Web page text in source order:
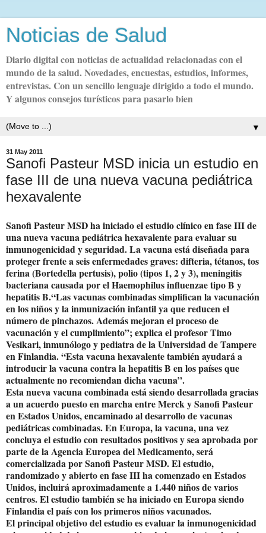
Noticias de Salud
Diario digital con noticias de actualidad relacionadas con el
mundo de la salud. Novedades, encuestas, estudios, informes,
entrevistas. Con un sencillo lenguaje dirigido a todo el mundo.
Y algunos consejos turísticos para pasarlo bien
▼
31 May 2011
Sanofi Pasteur MSD inicia un estudio en
fase III de una nueva vacuna pediátrica
hexavalente
Sanofi Pasteur MSD ha iniciado el estudio clínico en fase III de
una nueva vacuna pediátrica hexavalente para evaluar su
inmunogenicidad y seguridad. La vacuna está diseñada para
proteger frente a seis enfermedades graves: difteria, tétanos, tos
ferina (Bortedella pertusis), polio (tipos 1, 2 y 3), meningitis
bacteriana causada por el Haemophilus influenzae tipo B y
hepatitis B.“Las vacunas combinadas simplifican la vacunación
en los niños y la inmunización infantil ya que reducen el
número de pinchazos. Además mejoran el proceso de
vacunación y el cumplimiento”; explica el profesor Timo
Vesikari, inmunólogo y pediatra de la Universidad de Tampere
en Finlandia. “Esta vacuna hexavalente también ayudará a
introducir la vacuna contra la hepatitis B en los países que
actualmente no recomiendan dicha vacuna”.
Esta nueva vacuna combinada está siendo desarrollada gracias
a un acuerdo puesto en marcha entre Merck y Sanofi Pasteur
en Estados Unidos, encaminado al desarrollo de vacunas
pediátricas combinadas. En Europa, la vacuna, una vez
concluya el estudio con resultados positivos y sea aprobada por
parte de la Agencia Europea del Medicamento, será
comercializada por Sanofi Pasteur MSD. El estudio,
randomizado y abierto en fase III ha comenzado en Estados
Unidos, incluirá aproximadamente a 1.440 niños de varios
centros. El estudio también se ha iniciado en Europa siendo
Finlandia el país con los primeros niños vacunados.
El principal objetivo del estudio es evaluar la inmunogenicidad